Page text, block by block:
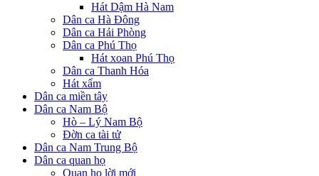
Hát Dậm Hà Nam
Dân ca Hà Đông
Dân ca Hải Phòng
Dân ca Phú Thọ
Hát xoan Phú Thọ
Dân ca Thanh Hóa
Hát xẩm
Dân ca miền tây
Dân ca Nam Bộ
Hò – Lý Nam Bộ
Đờn ca tài tử
Dân ca Nam Trung Bộ
Dân ca quan họ
Quan họ lời mới